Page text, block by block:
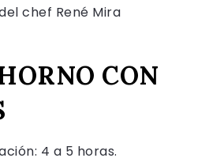
chef René Mira
CON
4 a 5 horas.